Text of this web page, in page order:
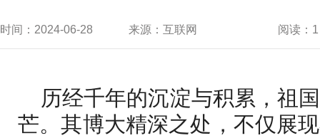
时间：2024-06-28 来源：互联网 阅读： 1
历经千年的沉淀与积累，祖
芒。其博大精深之处，不仅展